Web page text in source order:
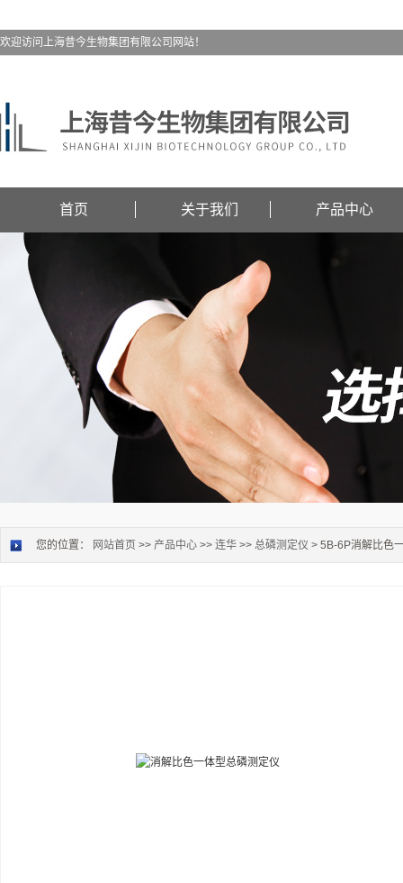
欢迎访问上海昔今生物集团有限公司网站！
首页 关于我们 产品中心
您的位置： 网站首页 >> 产品中心 >> 连华 >> 总磷测定仪 > 5B-6P消解比色